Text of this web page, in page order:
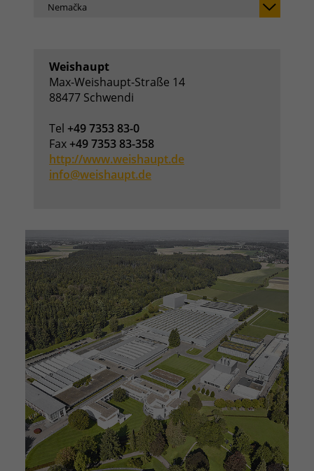
Nemačka
Weishaupt
Max-Weishaupt-Straße 14
88477 Schwendi
Tel +49 7353 83-0
Fax+49 7353 83-358
http://www.weishaupt.de
info@weishaupt.de